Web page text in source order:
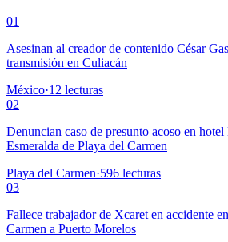
01
Asesinan al creador de contenido César
transmisión en Culiacán
México·12 lecturas
02
Denuncian caso de presunto acoso en
Esmeralda de Playa del Carmen
Playa del Carmen·596 lecturas
03
Fallece trabajador de Xcaret en accidente
Carmen a Puerto Morelos